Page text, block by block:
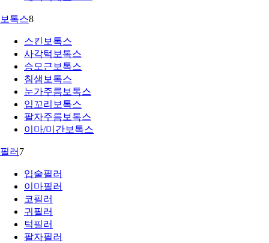
보톡스8
스킨보톡스
사각턱보톡스
승모근보톡스
침샘보톡스
눈가주름보톡스
입꼬리보톡스
팔자주름보톡스
이마/미간보톡스
필러 7
입술필러
이마필러
코필러
귀필러
턱필러
팔자필러